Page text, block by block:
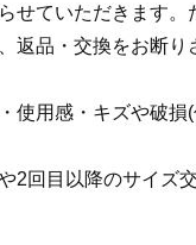
せていただきます
品・交換をお断り
使用感・キズや破
2回目以降のサイ